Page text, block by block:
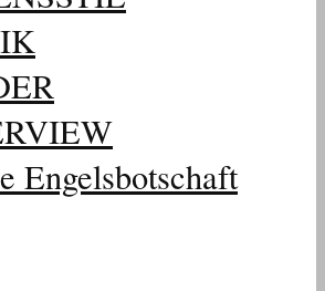
Engelsbotschaft